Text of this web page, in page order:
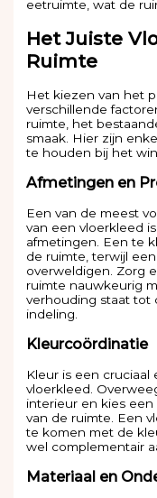
eetruimte, wat de
Het Juiste
Ruimte
Het kiezen van het
verschillende
ruimte, het
smaak. Hier zijn
te houden bij het
Afmetingen en
Een van de meest
van een vloerkleed
afmetingen. Een te
de ruimte, terwijl
overweldigen. Zorg
ruimte nauwkeurig
verhouding staat tot
indeling.
Kleurcoördinatie
Kleur is een
vloerkleed.
interieur en kies
van de ruimte. Een
te komen met de
wel complementair
Materiaal en